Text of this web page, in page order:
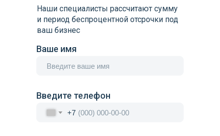
Ваше имя
Введите телефон
+7
Наши специалисты рассчитают сумму
и период беспроцентной отсрочки под
ваш бизнес